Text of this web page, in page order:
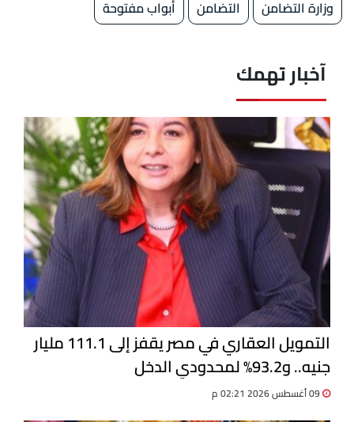
وزارة التضامن التضامن أبواب مفتوحة
آخبار تهمك
التمويل العقاري في مصر يقفز إلى 111.1 مليار
جنيه.. و93.2% لمحدودي الدخل